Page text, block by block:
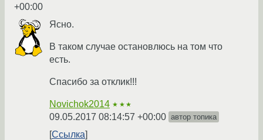
+00:00
Ясно.
В таком случае остановлюсь на том что
есть.
Спасибо за отклик!!!
Novichok2014 ★★★
09.05.2017 08:14:57 +00:00 автор топика
Ссылка